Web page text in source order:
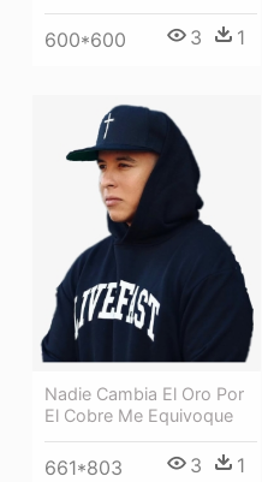
600*600 3 1
Nadie Cambia El Oro Por
El Cobre Me Equivoque
661*803 3 1